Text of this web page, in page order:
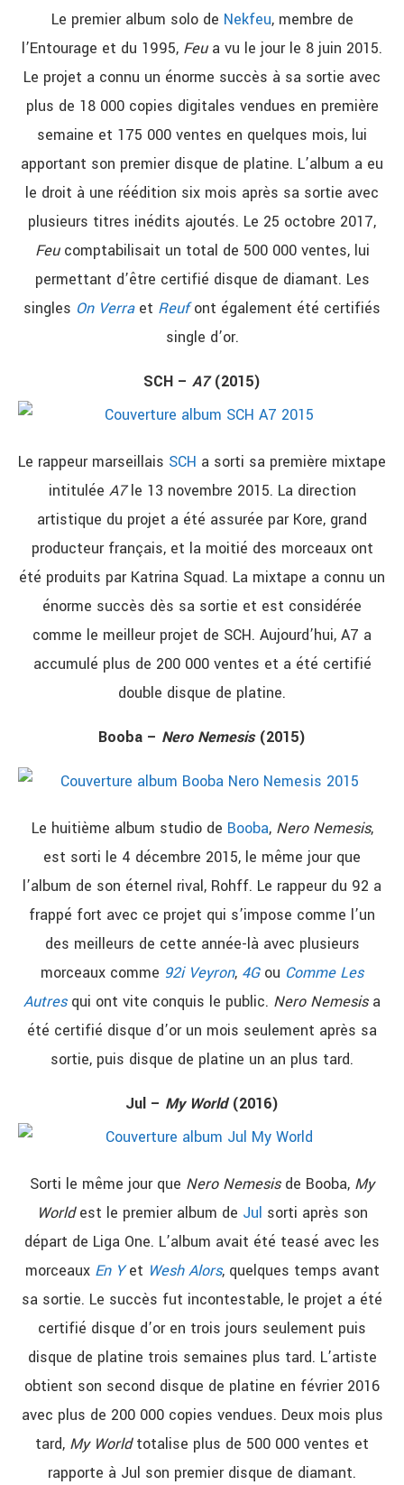
Le premier album solo de Nekfeu, membre de
l’Entourage et du 1995, Feua vu le jour le 8 juin 2015.
Le projet a connu un énorme succès à sa sortie avec
plus de 18 000 copies digitales vendues en première
semaine et 175 000 ventes en quelques mois, lui
apportant son premier disque de platine. L’album a eu
le droit à une réédition six mois après sa sortie avec
plusieurs titres inédits ajoutés. Le 25 octobre 2017,
Feucomptabilisait un total de 500 000 ventes, lui
permettant d’être certifié disque de diamant. Les
singles On Verraet Reufont également été certifiés
single d’or.
SCH – A7(2015)
Le rappeur marseillais SCH a sorti sa première mixtape
intitulée A7le 13 novembre 2015. La direction
artistique du projet a été assurée par Kore, grand
producteur français, et la moitié des morceaux ont
été produits par Katrina Squad. La mixtape a connu un
énorme succès dès sa sortie et est considérée
comme le meilleur projet de SCH. Aujourd’hui, A7 a
accumulé plus de 200 000 ventes et a été certifié
double disque de platine.
Booba – Nero Nemesis(2015)
Le huitième album studio de Booba, Nero Nemesis,
est sorti le 4 décembre 2015, le même jour que
l’album de son éternel rival, Rohff. Le rappeur du 92 a
frappé fort avec ce projet qui s’impose comme l’un
des meilleurs de cette année-là avec plusieurs
morceaux comme 92i Veyron, 4Gou Comme Les
Autresqui ont vite conquis le public. Nero Nemesisa
été certifié disque d’or un mois seulement après sa
sortie, puis disque de platine un an plus tard.
Jul – My World(2016)
Sorti le même jour que Nero Nemesisde Booba, My
Worldest le premier album de Jul sorti après son
départ de Liga One. L’album avait été teasé avec les
morceaux En Yet Wesh Alors, quelques temps avant
sa sortie. Le succès fut incontestable, le projet a été
certifié disque d’or en trois jours seulement puis
disque de platine trois semaines plus tard. L’artiste
obtient son second disque de platine en février 2016
avec plus de 200 000 copies vendues. Deux mois plus
tard, My Worldtotalise plus de 500 000 ventes et
rapporte à Jul son premier disque de diamant.